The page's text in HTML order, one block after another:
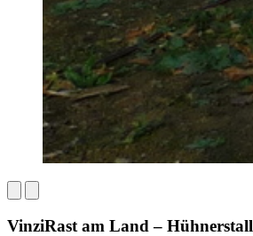
VinziRast am Land – Hühnerstall